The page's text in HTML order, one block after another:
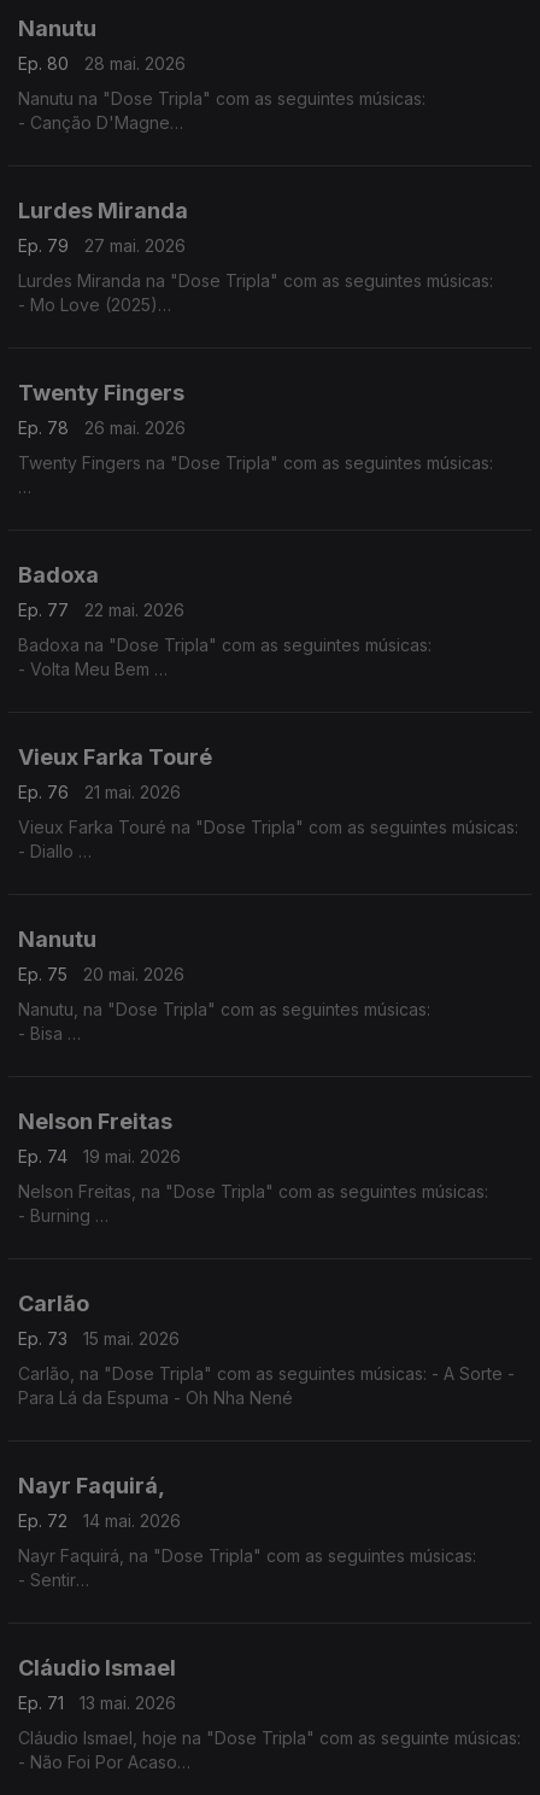
Nanutu
Ep. 80
28 mai. 2026
Nanutu na "Dose Tripla" com as seguintes músicas:
- Canção D'Magne
Lurdes Miranda
Ep. 79
27 mai. 2026
Lurdes Miranda na "Dose Tripla" com as seguintes músicas:
- Mo Love (2025)
Twenty Fingers
Ep. 78
26 mai. 2026
Twenty Fingers na "Dose Tripla" com as seguintes músicas:
Badoxa
Ep. 77
22 mai. 2026
Badoxa na "Dose Tripla" com as seguintes músicas:
- Volta Meu Bem
Vieux Farka Touré
Ep. 76
21 mai. 2026
Vieux Farka Touré na "Dose Tripla" com as seguintes músicas:
- Diallo
Nanutu
Ep. 75
20 mai. 2026
Nanutu, na "Dose Tripla" com as seguintes músicas:
- Bisa
Nelson Freitas
Ep. 74
19 mai. 2026
Nelson Freitas, na "Dose Tripla" com as seguintes músicas:
- Burning
Carlão
Ep. 73
15 mai. 2026
Carlão, na "Dose Tripla" com as seguintes músicas: - A Sorte -
Para Lá da Espuma - Oh Nha Nené
Nayr Faquirá,
Ep. 72
14 mai. 2026
Nayr Faquirá, na "Dose Tripla" com as seguintes músicas:
- Sentir
Cláudio Ismael
Ep. 71
13 mai. 2026
Cláudio Ismael, hoje na "Dose Tripla" com as seguinte músicas:
- Não Foi Por Acaso